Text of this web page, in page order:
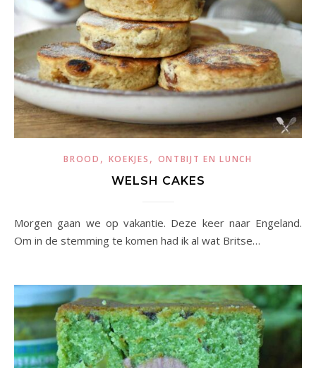
BROOD , KOEKJES , ONTBIJT EN LUNCH
WELSH CAKES
Morgen gaan we op vakantie. Deze keer naar Engeland.
Om in de stemming te komen had ik al wat Britse…